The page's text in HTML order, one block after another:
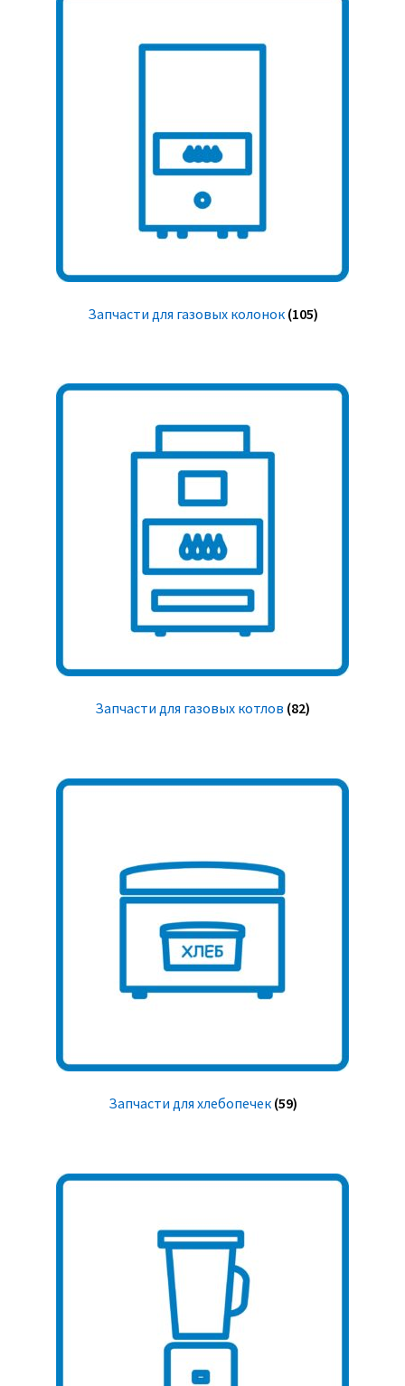
Запчасти для газовых колонок (105)
Запчасти для газовых котлов (82)
Запчасти для хлебопечек (59)